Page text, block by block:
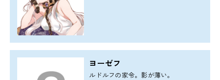
ヨーゼフ
ルドルフの家令。影が薄い。